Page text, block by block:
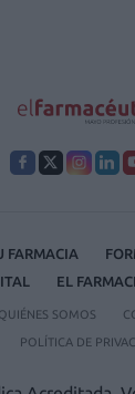
FARMACIA
EL
QUIÉNES SOMOS
POLÍTICA DE